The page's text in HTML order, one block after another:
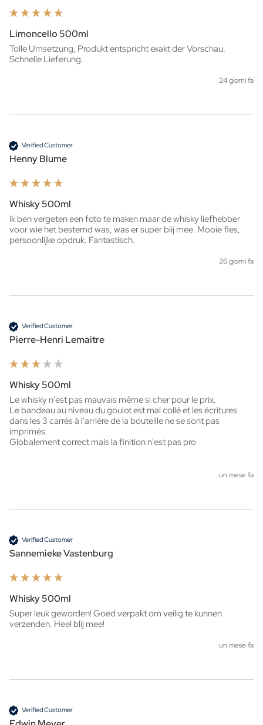
Limoncello 500ml
Tolle Umsetzung, Produkt entspricht exakt der Vorschau.
Schnelle Lieferung.
24 giorni fa
Verified Customer
Henny Blume
Whisky 500ml
Ik ben vergeten een foto te maken maar de whisky liefhebber
voor wie het bestemd was, was er super blij mee. Mooie fles,
persoonlijke opdruk. Fantastisch.
26 giorni fa
Verified Customer
Pierre-Henri Lemaitre
Whisky 500ml
Le whisky n'est pas mauvais même si cher pour le prix.
Le bandeau au niveau du goulot est mal collé et les écritures
dans les 3 carrés à l'arrière de la bouteille ne se sont pas
imprimés.
Globalement correct mais la finition n'est pas pro
un mese fa
Verified Customer
Sannemieke Vastenburg
Whisky 500ml
Super leuk geworden! Goed verpakt om veilig te kunnen
verzenden. Heel blij mee!
un mese fa
Verified Customer